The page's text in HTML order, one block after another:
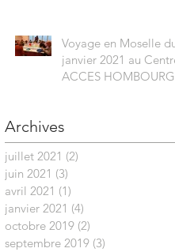
Voyage en Moselle du
janvier 2021 au
ACCES
Archives
juillet 2021 (2)
juin 2021 (3)
avril 2021 (1)
janvier 2021 (4)
octobre 2019 (2)
septembre 2019 (3)